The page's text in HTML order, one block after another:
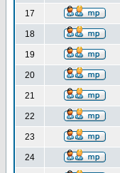
17
18
19
20
21
22
23
24